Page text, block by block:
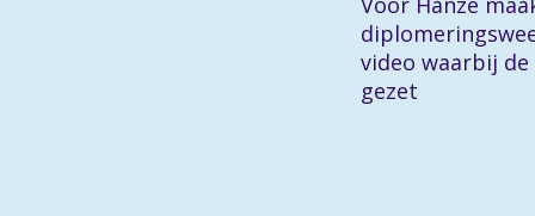
video waarbij
gezet